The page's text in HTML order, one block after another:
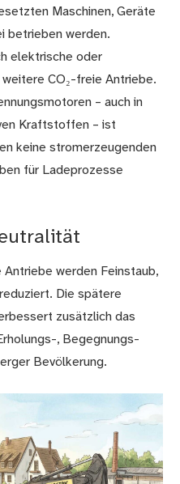
Maschinen, Geräte
betrieben werden.
elektrische oder
CO₂-freie Antriebe.
– auch in
Kraftstoffen – ist
keine stromerzeugenden
für Ladeprozesse
werden Feinstaub,
Die spätere
zusätzlich das
, Begegnungs-
Bevölkerung.